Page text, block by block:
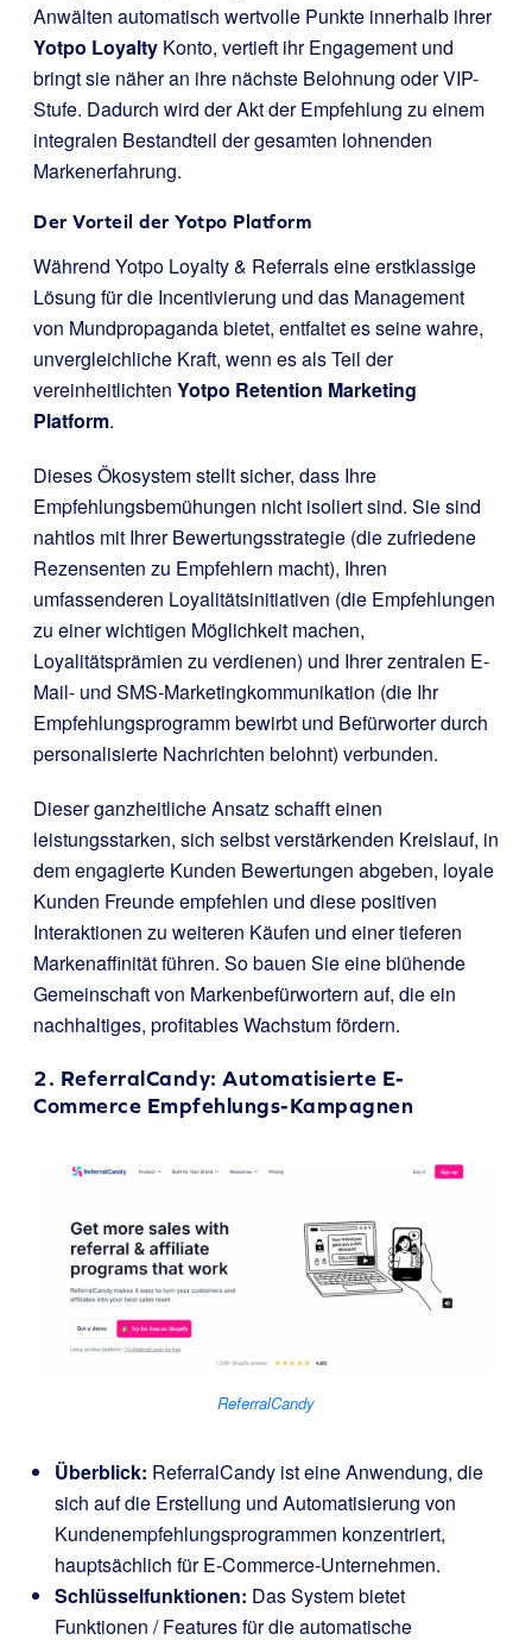
Anwälten automatisch wertvolle Punkte innerhalb ihrer
Yotpo Loyalty Konto, vertieft ihr Engagement und
bringt sie näher an ihre nächste Belohnung oder VIP-
Stufe. Dadurch wird der Akt der Empfehlung zu einem
integralen Bestandteil der gesamten lohnenden
Markenerfahrung.
Der Vorteil der Yotpo Platform
Während Yotpo Loyalty & Referrals eine erstklassige
Lösung für die Incentivierung und das Management
von Mundpropaganda bietet, entfaltet es seine wahre,
unvergleichliche Kraft, wenn es als Teil der
vereinheitlichten Yotpo Retention Marketing
Platform.
Dieses Ökosystem stellt sicher, dass Ihre
Empfehlungsbemühungen nicht isoliert sind. Sie sind
nahtlos mit Ihrer Bewertungsstrategie (die zufriedene
Rezensenten zu Empfehlern macht), Ihren
umfassenderen Loyalitätsinitiativen (die Empfehlungen
zu einer wichtigen Möglichkeit machen,
Loyalitätsprämien zu verdienen) und Ihrer zentralen E-
Mail- und SMS-Marketingkommunikation (die Ihr
Empfehlungsprogramm bewirbt und Befürworter durch
personalisierte Nachrichten belohnt) verbunden.
Dieser ganzheitliche Ansatz schafft einen
leistungsstarken, sich selbst verstärkenden Kreislauf, in
dem engagierte Kunden Bewertungen abgeben, loyale
Kunden Freunde empfehlen und diese positiven
Interaktionen zu weiteren Käufen und einer tieferen
Markenaffinität führen. So bauen Sie eine blühende
Gemeinschaft von Markenbefürwortern auf, die ein
nachhaltiges, profitables Wachstum fördern.
2. ReferralCandy: Automatisierte E-
Commerce Empfehlungs-Kampagnen
ReferralCandy
Überblick: ReferralCandy ist eine Anwendung, die
sich auf die Erstellung und Automatisierung von
Kundenempfehlungsprogrammen konzentriert,
hauptsächlich für E-Commerce-Unternehmen.
Schlüsselfunktionen: Das System bietet
Funktionen / Features für die automatische